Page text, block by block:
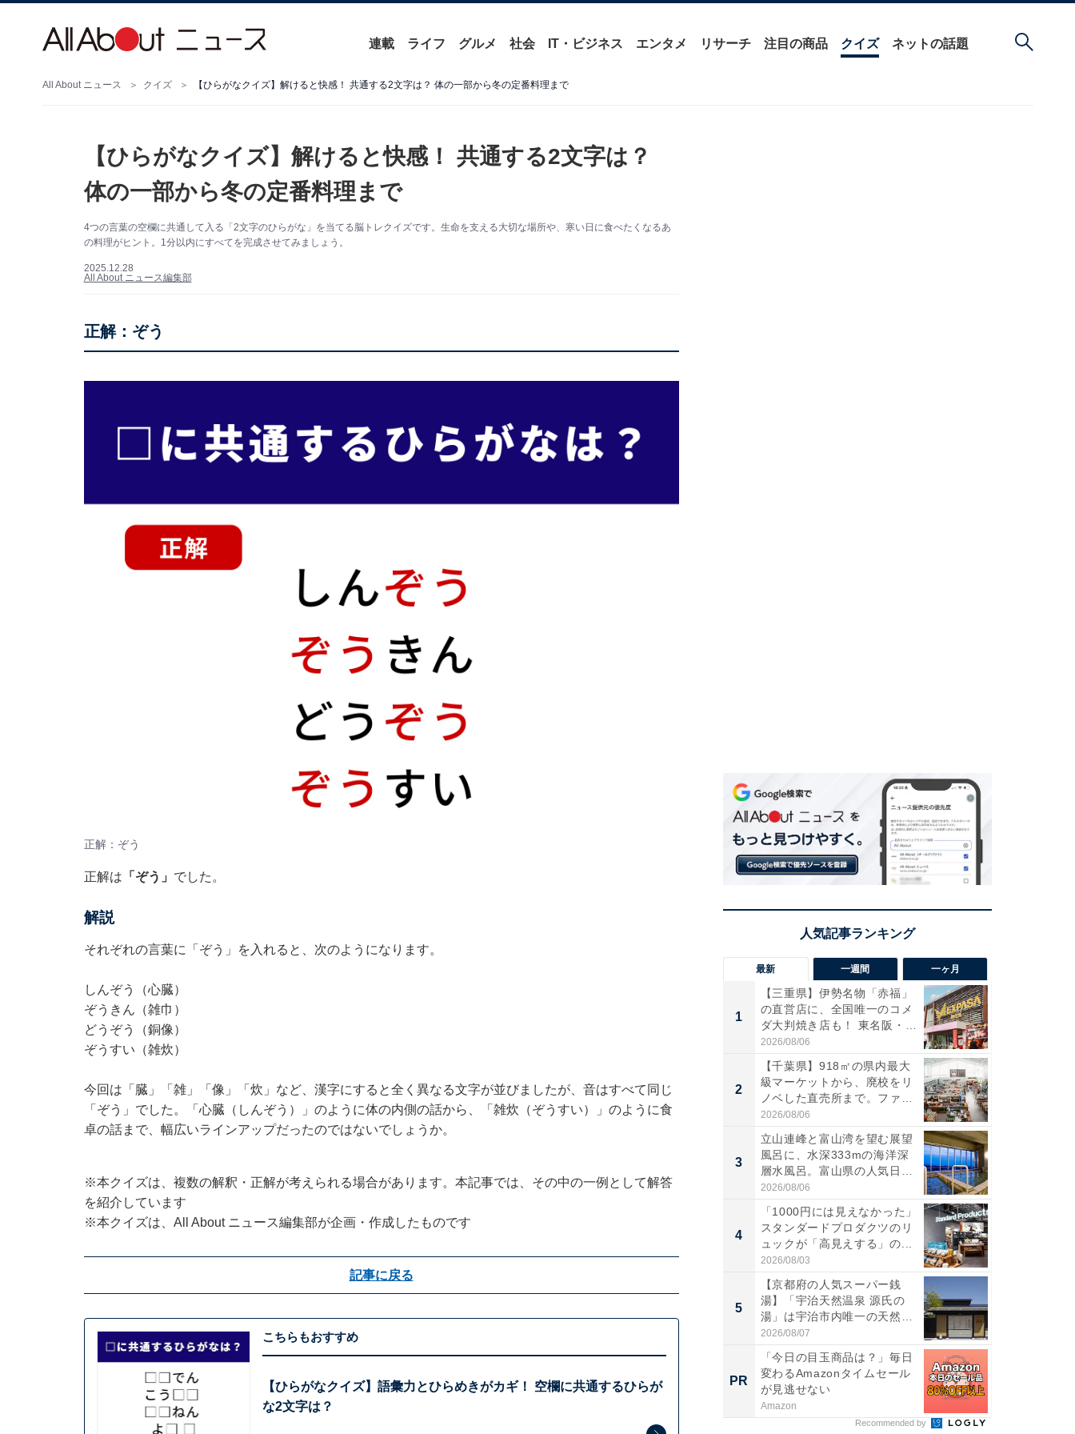
連載 ライフ グルメ 社会 IT・ビジネス エンタメ リサーチ 注目の商品 クイズ ネットの話題
All About ニュース クイズ 【ひらがなクイズ】解けると快感！ 共通する2文字は？ 体の一部から冬の定番料理まで
【ひらがなクイズ】解けると快感！ 共通する2文字は？
体の一部から冬の定番料理まで
4つの言葉の空欄に共通して入る「2文字のひらがな」を当てる脳トレクイズです。生命を支える大切な場所や、寒い日に食べたくなるあ
の料理がヒント。1分以内にすべてを完成させてみましょう。
2025.12.28
All About ニュース編集部
正解：ぞう
正解：ぞう
正解は 「ぞう」 でした。
解説
それぞれの言葉に「ぞう」を入れると、次のようになります。
しんぞう（心臓）
ぞうきん（雑巾）
どうぞう（銅像）
ぞうすい（雑炊）
今回は「臓」「雑」「像」「炊」など、漢字にすると全く異なる文字が並びましたが、音はすべて同じ
「ぞう」でした。「心臓（しんぞう）」のように体の内側の話から、「雑炊（ぞうすい）」のように食
卓の話まで、幅広いラインアップだったのではないでしょうか。
※本クイズは、複数の解釈・正解が考えられる場合があります。本記事では、その中の一例として解答
を紹介しています
※本クイズは、All About ニュース編集部が企画・作成したものです
記事に戻る
こちらもおすすめ
【ひらがなクイズ】語彙力とひらめきがカギ！ 空欄に共通するひらが
な2文字は？
最新 一週間 一ヶ月
1
【三重県】伊勢名物「赤福」
の直営店に、全国唯一のコメ
ダ大判焼き店も！ 東名阪・
伊...
2026/08/06
2
【千葉県】918㎡の県内最大
級マーケットから、廃校をリ
ノベした直売所まで。ファ
ー...
2026/08/06
3
立山連峰と富山湾を望む展望
風呂に、水深333mの海洋深
層水風呂。富山県の人気日
帰...
2026/08/06
4
「1000円には見えなかった」
スタンダードプロダクツのリ
ュックが「高見えする」の...
2026/08/03
5
【京都府の人気スーパー銭
湯】「宇治天然温泉 源氏の
湯」は宇治市内唯一の天然温
泉と...
2026/08/07
PR
「今日の目玉商品は？」毎日
変わるAmazonタイムセール
が見逃せない
Amazon
Recommended by